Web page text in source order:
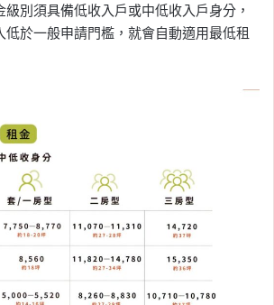
別須具備低收入戶或中低收入戶身分，
低於一般申請門檻，就會自動適用最低租